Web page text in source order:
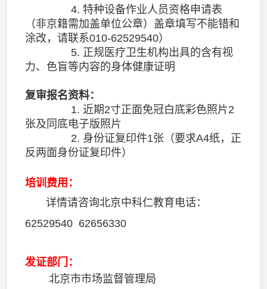
4. 特种设备作业人员资格申请表
（非京籍需加盖单位公章）盖章填写不能错和
涂改，请联系010-62529540）
5. 正规医疗卫生机构出具的含有视
力、色盲等内容的身体健康证明
复审报名资料：
1. 近期2寸正面免冠白底彩色照片2
张及同底电子版照片
2. 身份证复印件1张（要求A4纸，正
反两面身份证复印件）
培训费用：
详情请咨询北京中科仁教育电话：
62529540 62656330
发证部门：
北京市市场监督管理局